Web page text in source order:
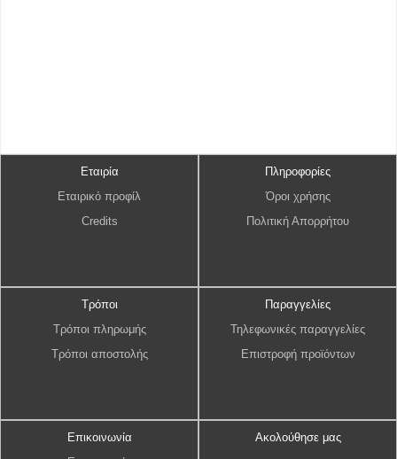
Εταιρία
Εταιρικό προφίλ
Credits
Πληροφορίες
Όροι χρήσης
Πολιτική Απορρήτου
Τρόποι
Τρόποι πληρωμής
Τρόποι αποστολής
Παραγγελίες
Τηλεφωνικές παραγγελίες
Επιστροφή προϊόντων
Επικοινωνία
Ακολούθησε μας